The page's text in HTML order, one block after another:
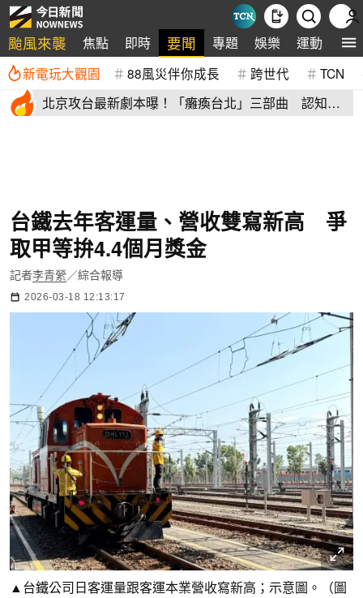
颱風來襲 焦點 即時 要聞 專題 娛樂 運動 全
新電玩大觀園 88風災伴你成長 跨世代 TCN
北京攻台最新劇本曝！「癱瘓台北」三部曲 認知戰
台鐵去年客運量、營收雙寫新高 爭
取甲等拚4.4個月獎金
記者李青縈 ／綜合報導
2026-03-18 12:13:17
▲台鐵公司日客運量跟客運本業營收寫新高；示意圖。（圖